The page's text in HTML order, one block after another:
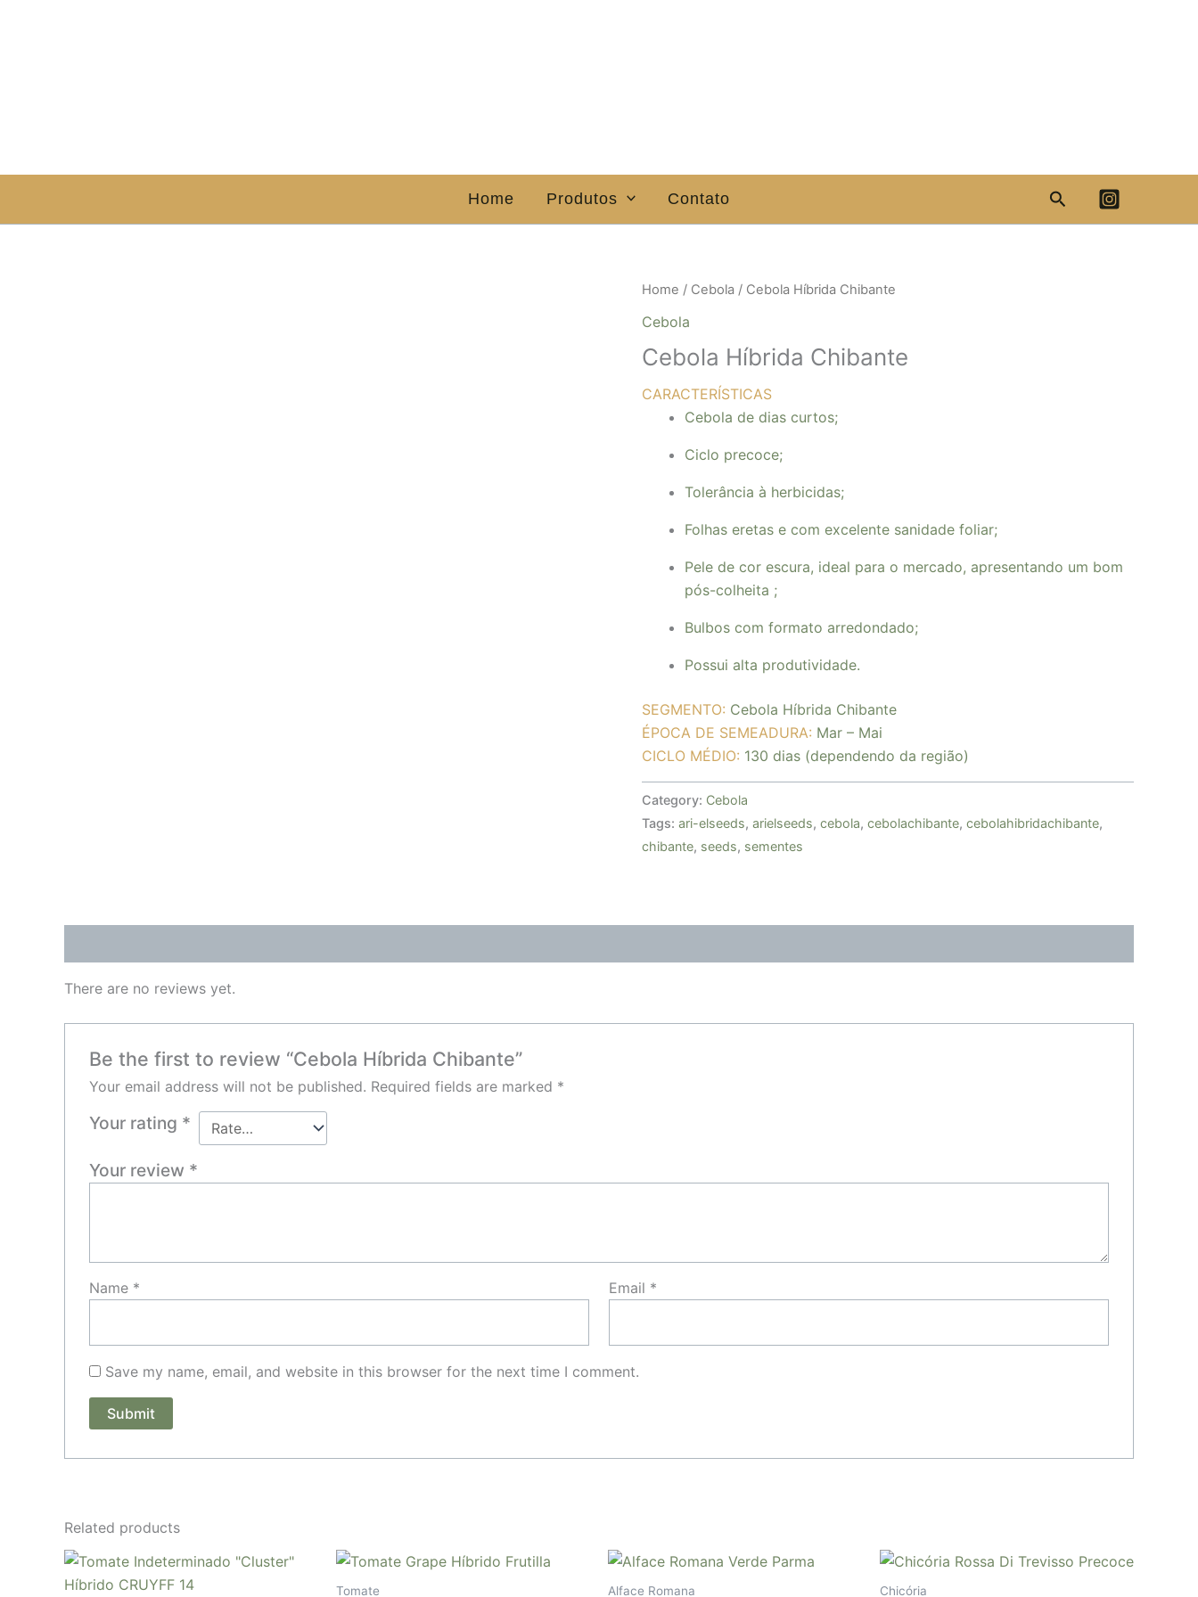
Home Produtos Contato Search
Home / Cebola / Cebola Híbrida Chibante
Cebola
Cebola Híbrida Chibante
CARACTERÍSTICAS
Cebola de dias curtos;
Ciclo precoce;
Tolerância à herbicidas;
Folhas eretas e com excelente sanidade foliar;
Pele de cor escura, ideal para o mercado, apresentando um bom
pós-colheita ;
Bulbos com formato arredondado;
Possui alta produtividade.
SEGMENTO: Cebola Híbrida Chibante
ÉPOCA DE SEMEADURA: Mar – Mai
CICLO MÉDIO: 130 dias (dependendo da região)
Category: Cebola
Tags: ari-elseeds, arielseeds, cebola, cebolachibante, cebolahibridachibante,
chibante, seeds, sementes
There are no reviews yet.
Be the first to review “Cebola Híbrida Chibante”
Your email address will not be published. Required fields are marked *
Your rating *
Your review *
Name * Email *
Save my name, email, and website in this browser for the next time I comment.
Related products
Tomate Alface Romana Chicória